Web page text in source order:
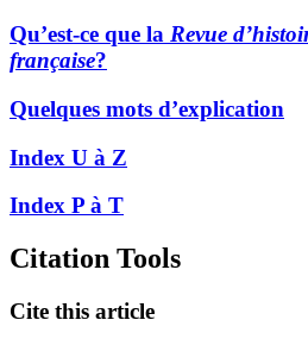
Qu’est-ce que la Revue
française?
Quelques mots d’explication
Index U à Z
Index P à T
Citation Tools
Cite this article